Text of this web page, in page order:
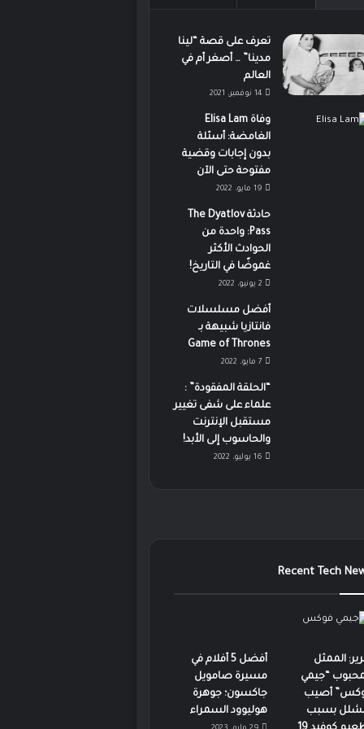
تعرف على قصة “لينا
مدينا” … أصغر أم في
العالم
14 نوفمبر، 2021
وفاة Elisa Lam
الغامضة: أسئلة
بدون إجابات وقضية
مفتوحة حتى الآن
19 مايو، 2022
حادثة The Dyatlov
Pass: واحدة من
الحوادث الأكثر
غموضًا في التاريخ!
2 يونيو، 2022
أفضل مسلسلات
فانتازيا شبيهة بـ
Game of Thrones
7 مايو، 2022
“الحلقة المفقودة” :
علماء على شفى تغيير
مستقبل الإنترنت
والحاسوب إلى الأبد!
16 يوليو، 2022
Recent Tech
الممثل
“جيمي
أصيب
بسبب
أفضل 5 أفلام في
مسيرة صامويل
جاكسون؛ جوهرة
هوليوود السمراء